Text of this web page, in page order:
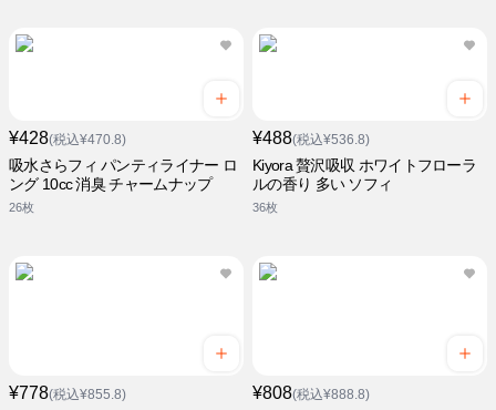
¥428(税込¥470.8)
吸水さらフィ パンティライナー ロ
ング 10cc 消臭 チャームナップ
26枚
¥488(税込¥536.8)
Kiyora 贅沢吸収 ホワイトフローラ
ルの香り 多い ソフィ
36枚
¥778(税込¥855.8) ¥808(税込¥888.8)